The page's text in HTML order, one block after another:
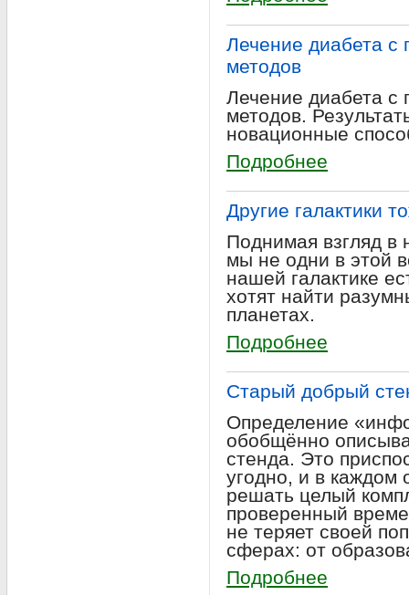
Лечение диабета
методов
Лечение диабета
методов.
новационные
Подробнее
Другие галактики
Поднимая взгляд в
мы не одни в этой
нашей галактике
хотят найти
планетах.
Подробнее
Старый добрый
Определение
обобщённо
стенда. Это
угодно, и в каждом
решать целый
проверенный
не теряет своей
сферах: от
Подробнее